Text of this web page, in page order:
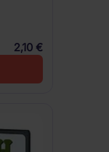
2,10 €